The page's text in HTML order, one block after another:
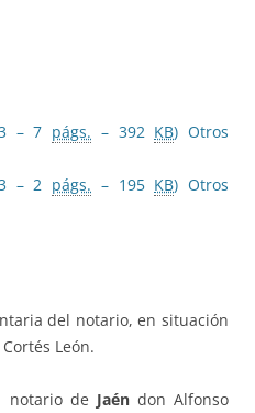
– 7 págs. – 392 KB) Otros
– 2 págs. – 195 KB) Otros
del notario, en situación
León.
notario de Jaéndon Alfonso